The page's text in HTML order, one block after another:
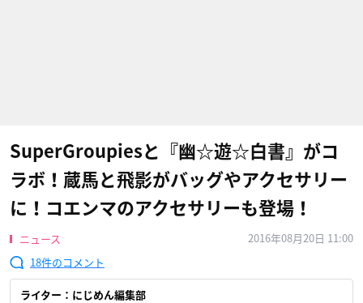
SuperGroupiesと『幽☆遊☆白書』がコ
ラボ！蔵馬と飛影がバッグやアクセサリー
に！コエンマのアクセサリーも登場！
ニュース
2016年08月20日 11:00
18
ライター：にじめん編集部